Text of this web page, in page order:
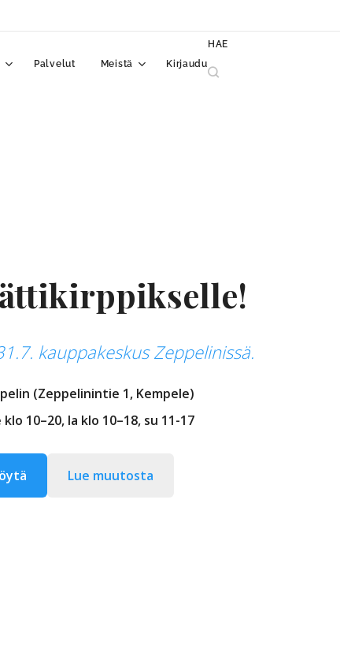
Palvelut Meistä Kirjaudu
HAE
kauppakeskus Zeppelinissä.
(Zeppelinintie 1, Kempele)
10–20, la klo 10–18, su 11-17
Lue muutosta